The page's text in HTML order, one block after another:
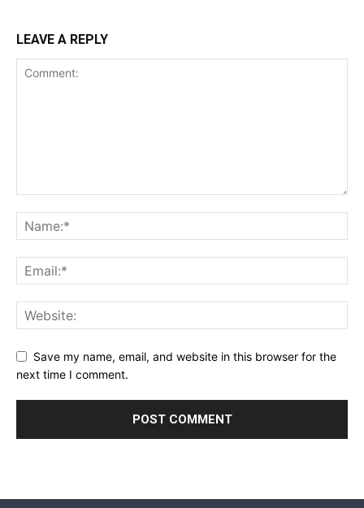
LEAVE A REPLY
Save my name, email, and website in this browser for the
next time I comment.